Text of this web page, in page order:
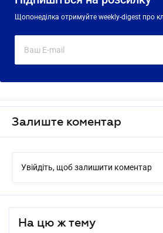
Щопонеділка отримуйте weekly-digest про
Залиште коментар
Увійдіть, щоб залишити коментар
На цю ж тему